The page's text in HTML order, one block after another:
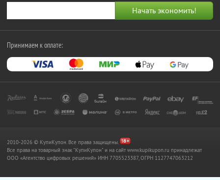
Принимаем к оплате:
2010-2026 © КупиКупон. Все права защищены.
Все права на товарный знак "КупиКупон" и на сайт www.kupikupon.ru принадлежат
OOO «Агентство цифровых решений» ИНН 7705523387, ОГРН 1127747063212